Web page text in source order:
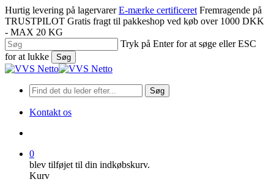
Spring
til
hovedindhold
Hurtig levering på lagervarer E-mærke certificeret Fremragende på
TRUSTPILOT Gratis fragt til pakkeshop ved køb over 1000 DKK
- MAX 20 KG
Tryk på Enter for at søge eller ESC
for at lukke
Søg
Luk
Søg
Kontakt os
0
blev tilføjet til din indkøbskurv.
Kurv